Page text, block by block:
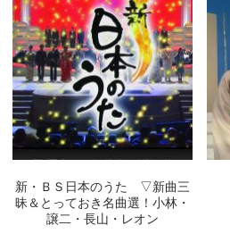
新・ＢＳ日本のうた ▽新曲三
昧＆とっておき名曲選！小林・
譲二・長山・レオン